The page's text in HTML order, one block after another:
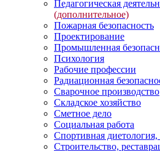
Педагогическая
(дополнительное)
Пожарная безопасность
Проектирование
Промышленная
Психология
Рабочие профессии
Радиационная
Сварочное производство
Складское хозяйство
Сметное дело
Социальная работа
Спортивная
Строительство,